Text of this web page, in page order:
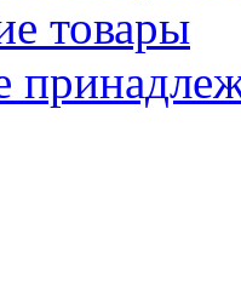
товары